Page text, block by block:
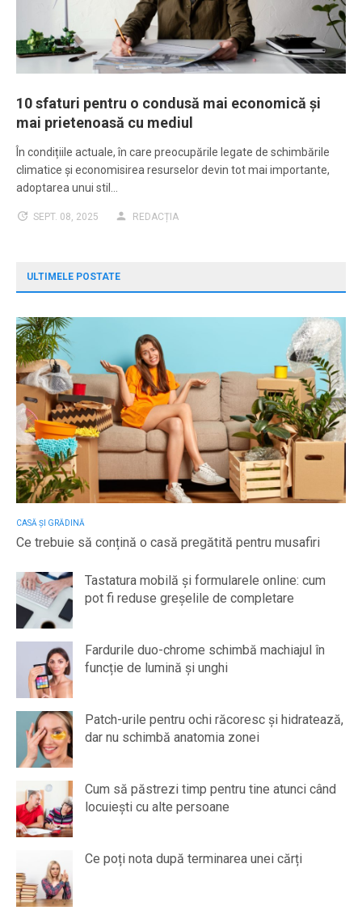
10 sfaturi pentru o condusă mai economică și
mai prietenoasă cu mediul
În condițiile actuale, în care preocupările legate de schimbările
climatice și economisirea resurselor devin tot mai importante,
adoptarea unui stil…
SEPT. 08, 2025 REDACȚIA
ULTIMELE POSTATE
CASĂ ȘI GRĂDINĂ
Ce trebuie să conțină o casă pregătită pentru musafiri
Tastatura mobilă și formularele online: cum
pot fi reduse greșelile de completare
Fardurile duo-chrome schimbă machiajul în
funcție de lumină și unghi
Patch-urile pentru ochi răcoresc și hidratează,
dar nu schimbă anatomia zonei
Cum să păstrezi timp pentru tine atunci când
locuiești cu alte persoane
Ce poți nota după terminarea unei cărți